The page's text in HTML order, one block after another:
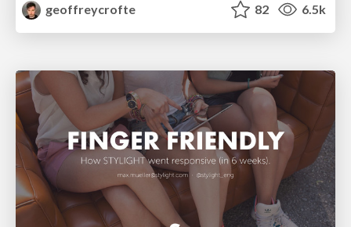
geoffreycrofte
82 6.5k